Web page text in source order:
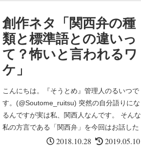
創作ネタ「関西弁の種
類と標準語との違いっ
て？怖いと言われるワ
ケ」
こんにちは。『そうとめ』管理人のるいつで
す。(@Soutome_ruitsu) 突然の自分語りにな
るんですが実は私、関西人なんです。 そんな
私の方言である「関西弁」を今回はお話した
いと思います。 関西弁が好きな方や関西弁キ
2018.10.28 2019.05.10